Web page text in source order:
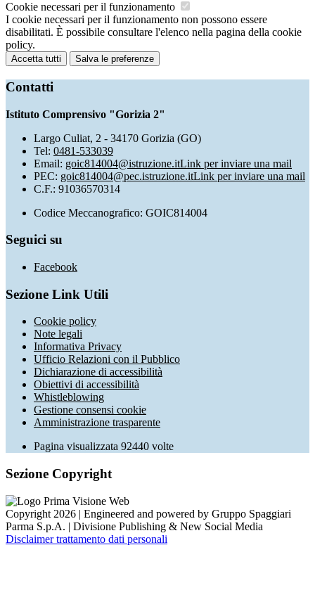
Cookie necessari per il funzionamento
I cookie necessari per il funzionamento non possono essere
disabilitati. È possibile consultare l'elenco nella pagina della cookie
policy.
Accetta tutti Salva le preferenze
Contatti
Istituto Comprensivo "Gorizia 2"
Largo Culiat, 2 - 34170 Gorizia (GO)
Tel: 0481-533039
Email: goic814004@istruzione.itLink per inviare una mail
PEC: goic814004@pec.istruzione.itLink per inviare una mail
C.F.: 91036570314
Codice Meccanografico: GOIC814004
Seguici su
Facebook
Sezione Link Utili
Cookie policy
Note legali
Informativa Privacy
Ufficio Relazioni con il Pubblico
Dichiarazione di accessibilità
Obiettivi di accessibilità
Whistleblowing
Gestione consensi cookie
Amministrazione trasparente
Pagina visualizzata 92440 volte
Sezione Copyright
Copyright 2026 | Engineered and powered by Gruppo Spaggiari
Parma S.p.A. | Divisione Publishing & New Social Media
Disclaimer trattamento dati personali